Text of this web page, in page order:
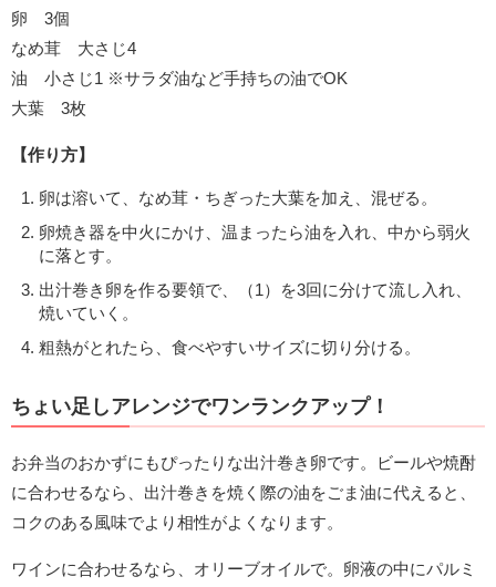
卵 3個
なめ茸 大さじ4
油 小さじ1 ※サラダ油など手持ちの油でOK
大葉 3枚
【作り方】
卵は溶いて、なめ茸・ちぎった大葉を加え、混ぜる。
卵焼き器を中火にかけ、温まったら油を入れ、中から弱火
に落とす。
出汁巻き卵を作る要領で、（1）を3回に分けて流し入れ、
焼いていく。
粗熱がとれたら、食べやすいサイズに切り分ける。
ちょい足しアレンジでワンランクアップ！
お弁当のおかずにもぴったりな出汁巻き卵です。ビールや焼酎
に合わせるなら、出汁巻きを焼く際の油をごま油に代えると、
コクのある風味でより相性がよくなります。
ワインに合わせるなら、オリーブオイルで。卵液の中にパルミ